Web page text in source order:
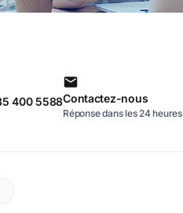
400 5588Contactez-nous
Réponse dans les 24 heures